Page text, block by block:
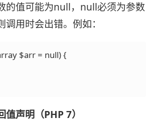
的值可能为null，null必须为参数
用时会出错。例如：
$arr = null) {
声明（PHP 7）